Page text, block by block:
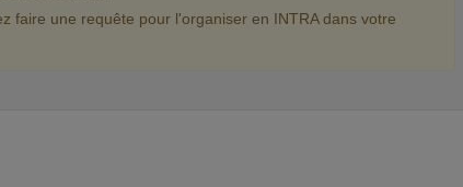
faire une requête pour l'organiser en INTRA dans votre